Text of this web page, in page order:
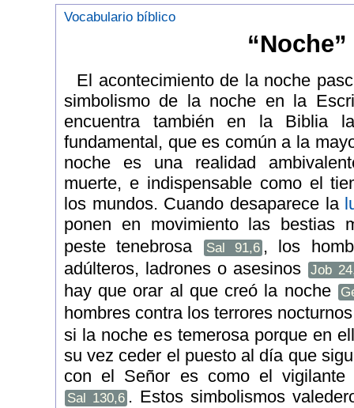
Vocabulario bíblico
“Noche”
El acontecimiento de la noche
simbolismo de la noche en la
encuentra también en la Biblia
fundamental, que es común a la
noche es una realidad
muerte, e indispensable como el
los mundos. Cuando desaparece la
ponen en movimiento las bestias
peste tenebrosa
Sal 91,6 , los
adúlteros, ladrones o asesinos
Job
hay que orar al que creó la noche
hombres contra los terrores
si la noche es temerosa porque en
su vez ceder el puesto al día que
con el Señor es como el vigilante
Sal 130,6 . Estos simbolismos